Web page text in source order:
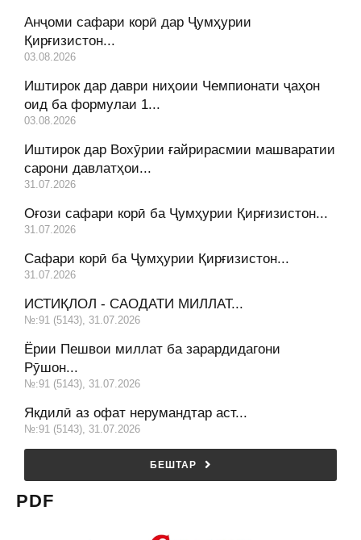
Анҷоми сафари корӣ дар Ҷумҳурии
Қирғизистон...
03.08.2026
Иштирок дар даври ниҳоии Чемпионати ҷаҳон
оид ба формулаи 1...
03.08.2026
Иштирок дар Вохӯрии ғайрирасмии машваратии
сарони давлатҳои...
31.07.2026
Оғози сафари корӣ ба Ҷумҳурии Қирғизистон...
31.07.2026
Сафари корӣ ба Ҷумҳурии Қирғизистон...
31.07.2026
ИСТИҚЛОЛ - САОДАТИ МИЛЛАТ...
№:91 (5143), 31.07.2026
Ёрии Пешвои миллат ба зарардидагони
Рӯшон...
№:91 (5143), 31.07.2026
Якдилӣ аз офат нерумандтар аст...
№:91 (5143), 31.07.2026
БЕШТАР
PDF